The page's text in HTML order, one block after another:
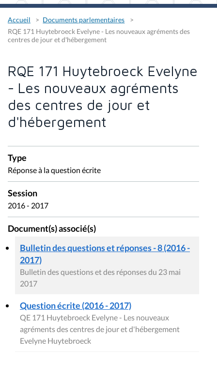
Accueil
Documents parlementaires
RQE 171 Huytebroeck Evelyne - Les nouveaux agréments des
centres de jour et d'hébergement
RQE 171 Huytebroeck Evelyne
- Les nouveaux agréments
des centres de jour et
d'hébergement
Type
Réponse à la question écrite
Session
2016 - 2017
Document(s) associé(s)
Bulletin des questions et réponses - 8 (2016 -
2017)
Bulletin des questions et des réponses du 23 mai
2017
Question écrite (2016 - 2017)
QE 171 Huytebroeck Evelyne - Les nouveaux
agréments des centres de jour et d'hébergement
Evelyne Huytebroeck